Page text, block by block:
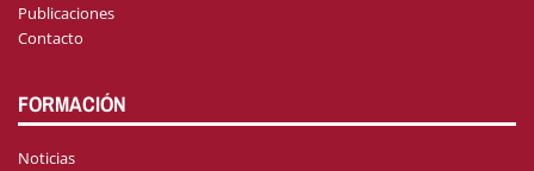
Publicaciones
Contacto
FORMACIÓN
Noticias